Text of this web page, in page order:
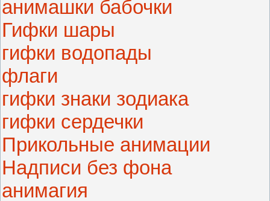
анимашки бабочки
Гифки шары
гифки водопады
флаги
гифки знаки зодиака
гифки сердечки
Прикольные анимации
Надписи без фона
анимагия